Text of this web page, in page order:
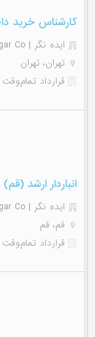
کارشناس خرید
ایده نگر | Eade Negar Co.
تهران، تهران
قرارداد تمام‌وقت
انباردار ارشد (قم)
ایده نگر | Eade Negar Co.
قم، قم
قرارداد تمام‌وقت